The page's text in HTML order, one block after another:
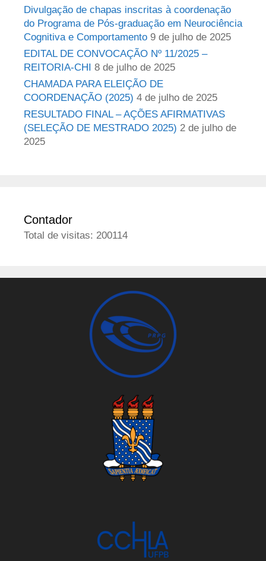
Divulgação de chapas inscritas à coordenação
do Programa de Pós-graduação em Neurociência
Cognitiva e Comportamento 9 de julho de 2025
EDITAL DE CONVOCAÇÃO Nº 11/2025 –
REITORIA-CHI
8 de julho de 2025
CHAMADA PARA ELEIÇÃO DE
COORDENAÇÃO (2025) 4 de julho de 2025
RESULTADO FINAL – AÇÕES AFIRMATIVAS
(SELEÇÃO DE MESTRADO 2025) 2 de julho de
2025
Contador
Total de visitas: 200114